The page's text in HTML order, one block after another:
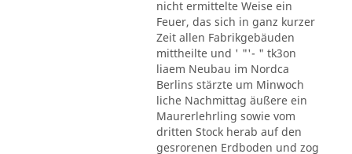
nicht ermittelte Weise ein
Feuer, das sich in ganz kurzer
Zeit allen Fabrikgebäuden
mittheilte und ' "'- " tk3on
liaem Neubau im Nordca
Berlins stärzte um Minwoch
liche Nachmittag äußere ein
Maurerlehrling sowie vom
dritten Stock herab auf den
gesrorenen Erdboden und zog